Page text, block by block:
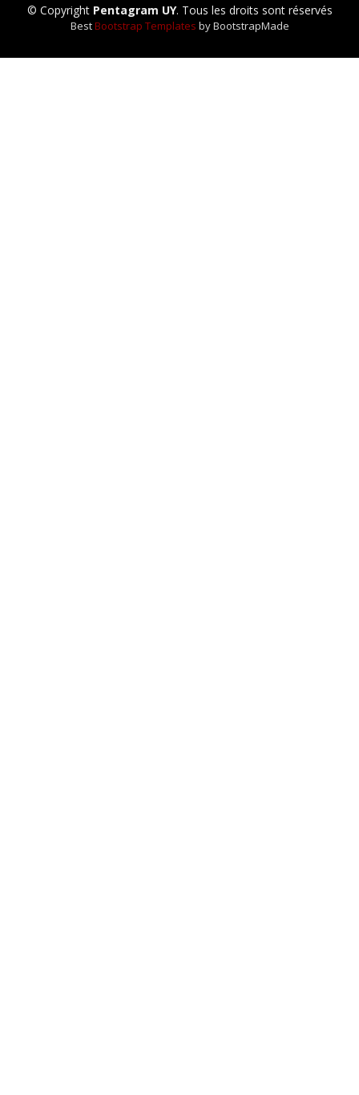
© Copyright Pentagram UY. Tous les droits sont réservés
Best Bootstrap Templates by BootstrapMade